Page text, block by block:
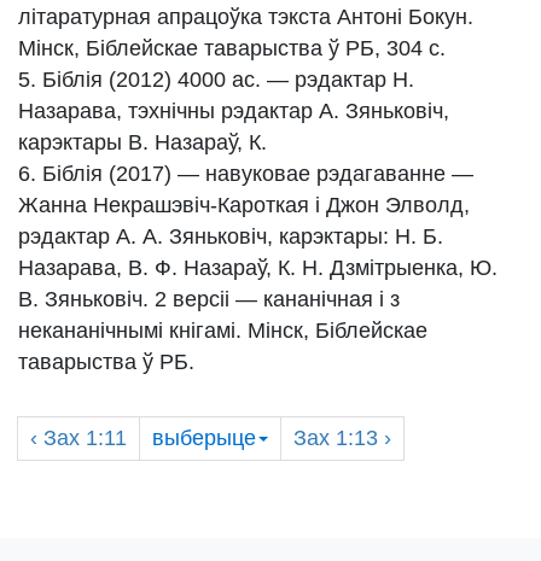
літаратурная апрацоўка тэкста Антоні Бокун.
Мінск, Біблейскае таварыства ў РБ, 304 с.
5. Біблія (2012) 4000 ас. — рэдактар Н.
Назарава, тэхнічны рэдактар А. Зяньковіч,
карэктары В. Назараў, К.
6. Біблія (2017) — навуковае рэдагаванне —
Жанна Некрашэвіч-Кароткая і Джон Элволд,
рэдактар А. А. Зяньковіч, карэктары: Н. Б.
Назарава, В. Ф. Назараў, К. Н. Дзмітрыенка, Ю.
В. Зяньковіч. 2 версіі — кананічная і з
некананічнымі кнігамі. Мінск, Біблейскае
таварыства ў РБ.
‹ Зах 1:11 выберыце Зах 1:13 ›